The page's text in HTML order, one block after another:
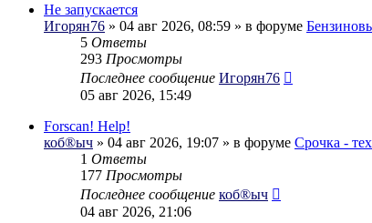
Не запускается
Игорян76 » 04 авг 2026, 08:59 » в форуме
5 Ответы
293 Просмотры
Последнее сообщение Игорян76
05 авг 2026, 15:49
Forscan! Help!
коб®ыч » 04 авг 2026, 19:07 » в форуме Срочка -
1 Ответы
177 Просмотры
Последнее сообщение коб®ыч
04 авг 2026, 21:06